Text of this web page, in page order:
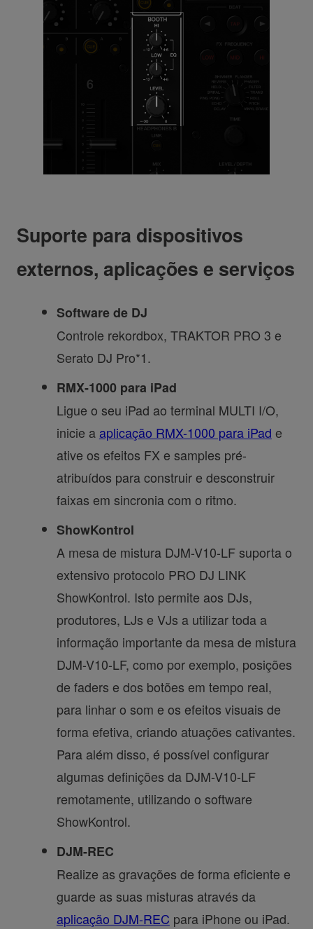
Suporte para dispositivos
externos, aplicações e serviços
Software de DJ
Controle rekordbox, TRAKTOR PRO 3 e
Serato DJ Pro*1.
RMX-1000 para iPad
Ligue o seu iPad ao terminal MULTI I/O,
inicie aaplicação RMX-1000 para iPad e
ative os efeitos FX e samples pré-
atribuídos para construir e desconstruir
faixas em sincronia com o ritmo.
ShowKontrol
A mesa de mistura DJM-V10-LF suporta o
extensivo protocolo PRO DJ LINK
ShowKontrol. Isto permite aos DJs,
produtores, LJs e VJs a utilizar toda a
informação importante da mesa de mistura
DJM-V10-LF, como por exemplo, posições
de faders e dos botões em tempo real,
para linhar o som e os efeitos visuais de
forma efetiva, criando atuações cativantes.
Para além disso, é possível configurar
algumas definições da DJM-V10-LF
remotamente, utilizando o software
ShowKontrol.
DJM-REC
Realize as gravações de forma eficiente e
guarde as suas misturas através da
aplicação DJM-REC para iPhone ou iPad.